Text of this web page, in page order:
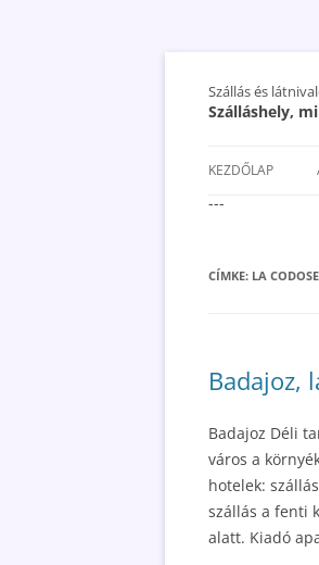
Szállás és
Szálláshely,
KEZDŐLAP
---
CÍMKE: LA
Badajoz,
Badajoz Déli
város a
hotelek:
szállás a fenti
alatt. Kiadó